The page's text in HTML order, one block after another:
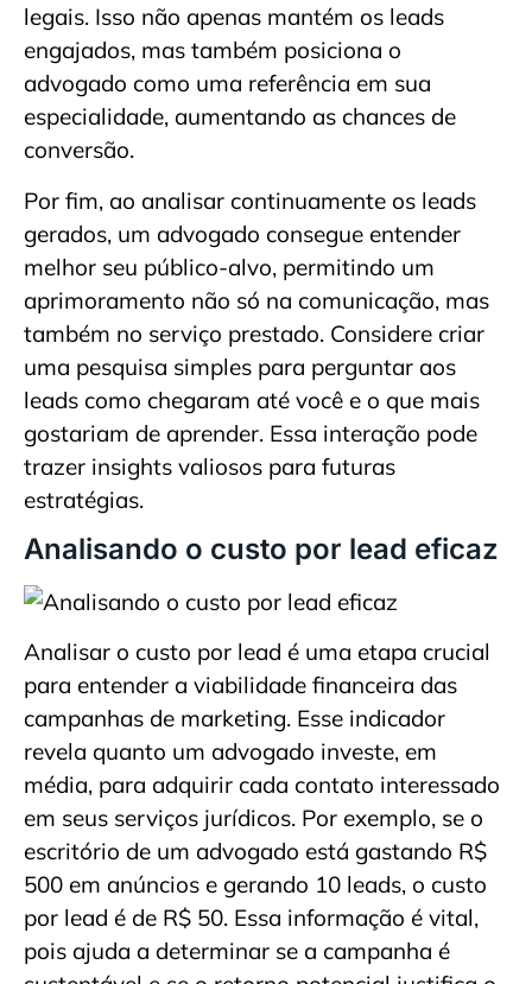
legais. Isso não apenas mantém os leads
engajados, mas também posiciona o
advogado como uma referência em sua
especialidade, aumentando as chances de
conversão.
Por fim, ao analisar continuamente os leads
gerados, um advogado consegue entender
melhor seu público-alvo, permitindo um
aprimoramento não só na comunicação, mas
também no serviço prestado. Considere criar
uma pesquisa simples para perguntar aos
leads como chegaram até você e o que mais
gostariam de aprender. Essa interação pode
trazer insights valiosos para futuras
estratégias.
Analisando o custo por lead eficaz
Analisar o custo por lead é uma etapa crucial
para entender a viabilidade financeira das
campanhas de marketing. Esse indicador
revela quanto um advogado investe, em
média, para adquirir cada contato interessado
em seus serviços jurídicos. Por exemplo, se o
escritório de um advogado está gastando R$
500 em anúncios e gerando 10 leads, o custo
por lead é de R$ 50. Essa informação é vital,
pois ajuda a determinar se a campanha é